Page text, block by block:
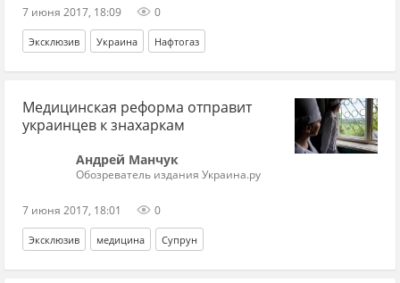
7 июня 2017, 18:09 0
Эксклюзив Украина Нафтогаз
Медицинская реформа отправит
украинцев к знахаркам
Андрей Манчук
Обозреватель издания Украина.ру
7 июня 2017, 18:01 0
Эксклюзив медицина Супрун